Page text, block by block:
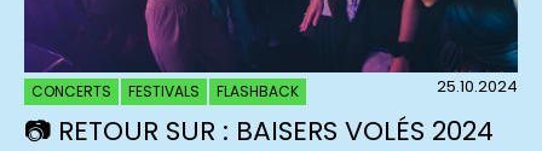
CONCERTS FESTIVALS FLASHBACK 25.10.2024
📷 RETOUR SUR : BAISERS VOLÉS 2024